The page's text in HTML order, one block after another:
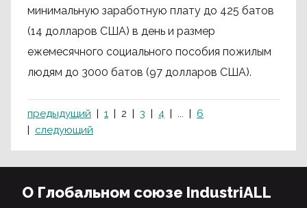
минимальную заработную плату до 425 батов
(14 долларов США) в день и размер
ежемесячного социального пособия пожилым
людям до 3000 батов (97 долларов США).
предыдущий 1 2 3 4 ...
6
следующий
О Глобальном союзе IndustriALL